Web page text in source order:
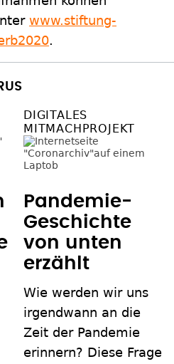
www.stiftung-
.
DIGITALES
MITMACHPROJEKT
Pandemie-
Geschichte
von unten
erzählt
Wie werden wir uns
irgendwann an die
Zeit der Pandemie
erinnern? Diese Frage